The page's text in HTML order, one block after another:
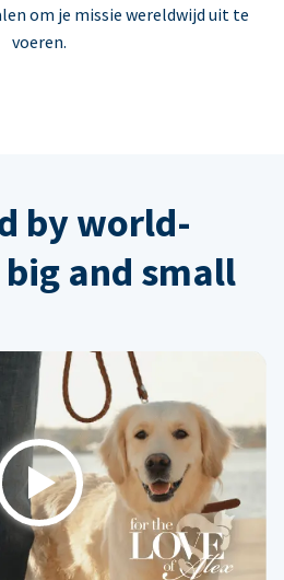
om je missie wereldwijd uit te
voeren.
by world-
and small
Play